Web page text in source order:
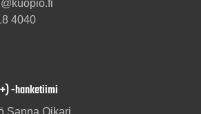
4040
-hanketiimi
Sanna Oikari